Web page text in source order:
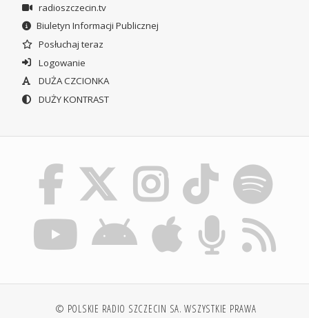
radioszczecin.tv
Biuletyn Informacji Publicznej
Posłuchaj teraz
Logowanie
DUŻA CZCIONKA
DUŻY KONTRAST
© POLSKIE RADIO SZCZECIN SA. WSZYSTKIE PRAWA